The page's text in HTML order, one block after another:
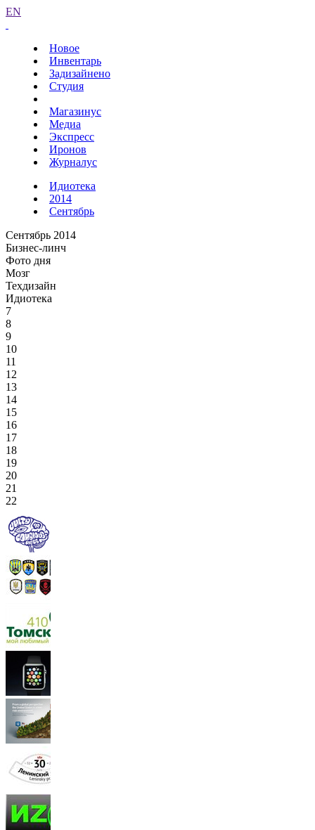
EN
Новое
Инвентарь
Задизайнено
Студия
Магазинус
Медиа
Экспресс
Иронов
Журналус
Идиотека
2014
Сентябрь
Сентябрь 2014
Бизнес-линч
Фото дня
Мозг
Техдизайн
Идиотека
7
8
9
10
11
12
13
14
15
16
17
18
19
20
21
22